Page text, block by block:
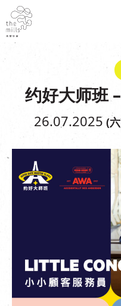
媒体中心
南丰店堂
商店
餐饮
活动
展覽
走进南丰纱厂
体验
活化与保育
走进南丰纱厂
CHAT六厂
开放时间及位置
EN|繁
约好大师班
26.07.2025 (